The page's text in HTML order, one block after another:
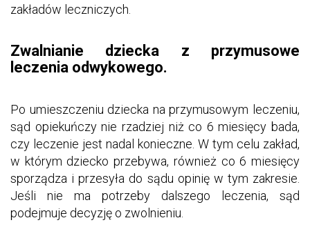
zakładów leczniczych.
Zwalnianie dziecka z przymusowe
leczenia odwykowego.
Po umieszczeniu dziecka na przymusowym leczeniu,
sąd opiekuńczy nie rzadziej niż co 6 miesięcy bada,
czy leczenie jest nadal konieczne. W tym celu zakład,
w którym dziecko przebywa, również co 6 miesięcy
sporządza i przesyła do sądu opinię w tym zakresie.
Jeśli nie ma potrzeby dalszego leczenia, sąd
podejmuje decyzję o zwolnieniu.